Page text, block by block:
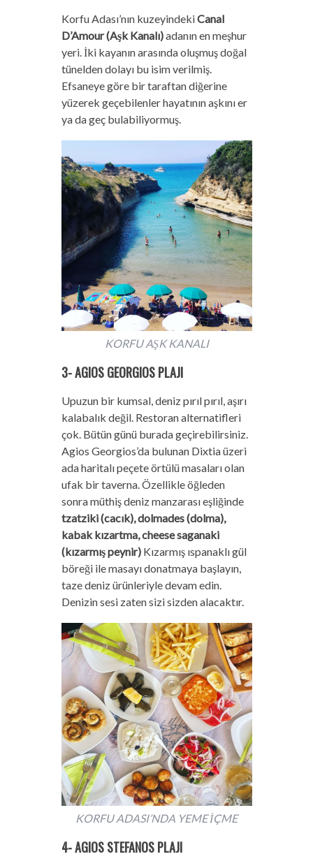
Korfu Adası’nın kuzeyindekiCanal
D’Amour (Aşk Kanalı)adanın en meşhur
yeri. İki kayanın arasında oluşmuş doğal
tünelden dolayı bu isim verilmiş.
Efsaneye göre bir taraftan diğerine
yüzerek geçebilenler hayatının aşkını er
ya da geç bulabiliyormuş.
KORFU AŞK KANALI
3- AGIOS GEORGIOS PLAJI
Upuzun bir kumsal, deniz pırıl pırıl, aşırı
kalabalık değil. Restoran alternatifleri
çok. Bütün günü burada geçirebilirsiniz.
Agios Georgios’da bulunan Dixtia üzeri
ada haritalı peçete örtülü masaları olan
ufak bir taverna. Özellikle öğleden
sonra müthiş deniz manzarası eşliğinde
tzatziki (cacık), dolmades (dolma),
kabak kızartma, cheese saganaki
(kızarmış peynir)Kızarmış ıspanaklı gül
böreği ile masayı donatmaya başlayın,
taze deniz ürünleriyle devam edin.
Denizin sesi zaten sizi sizden alacaktır.
KORFU ADASI’NDA YEME İÇME
4- AGIOS STEFANOS PLAJI